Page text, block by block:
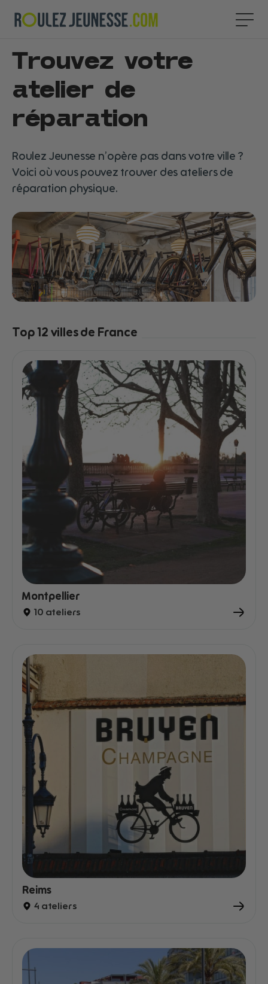
Trouvez votre
atelier de
réparation
Roulez Jeunesse n’opère pas dans votre ville ?
Voici où vous pouvez trouver des ateliers de
réparation physique.
Top 12 villes de France
Montpellier
10 ateliers
Reims
4 ateliers